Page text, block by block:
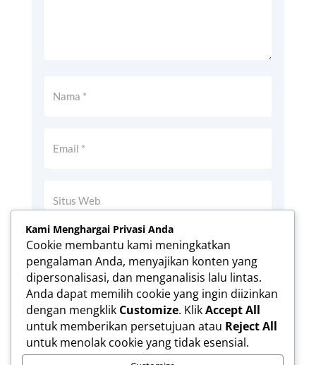
Simpan nama, email, dan situs web saya
pada peramban ini untuk komentar saya
berikutnya.
KIRIM KOMENTAR
Kami Menghargai Privasi Anda
Cookie membantu kami meningkatkan
pengalaman Anda, menyajikan konten yang
dipersonalisasi, dan menganalisis lalu lintas.
Anda dapat memilih cookie yang ingin diizinkan
dengan mengklik Customize. KlikAccept All
untuk memberikan persetujuan atau Reject All
untuk menolak cookie yang tidak esensial.